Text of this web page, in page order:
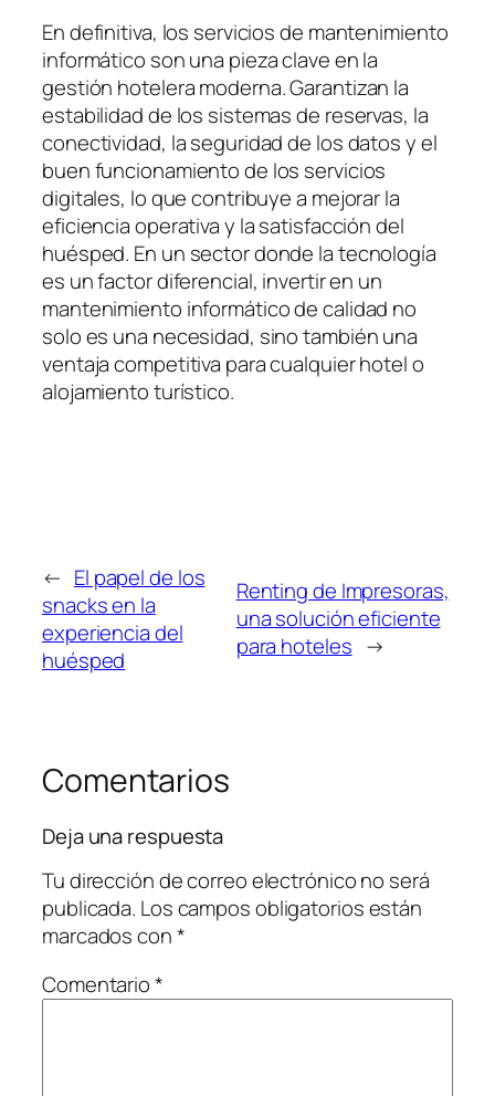
En definitiva, los servicios de mantenimiento
informático son una pieza clave en la
gestión hotelera moderna. Garantizan la
estabilidad de los sistemas de reservas, la
conectividad, la seguridad de los datos y el
buen funcionamiento de los servicios
digitales, lo que contribuye a mejorar la
eficiencia operativa y la satisfacción del
huésped. En un sector donde la tecnología
es un factor diferencial, invertir en un
mantenimiento informático de calidad no
solo es una necesidad, sino también una
ventaja competitiva para cualquier hotel o
alojamiento turístico.
← El papel de los
snacks en la
experiencia del
huésped
Renting de Impresoras,
una solución eficiente
para hoteles →
Comentarios
Deja una respuesta
Tu dirección de correo electrónico no será
publicada. Los campos obligatorios están
marcados con*
Comentario*